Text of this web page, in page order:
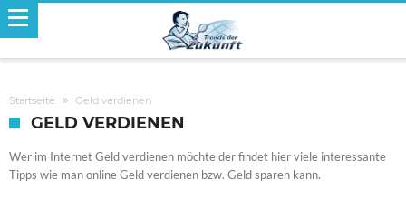
Startseite Geld verdienen
GELD VERDIENEN
Wer im Internet Geld verdienen möchte der findet hier viele interessante
Tipps wie man online Geld verdienen bzw. Geld sparen kann.